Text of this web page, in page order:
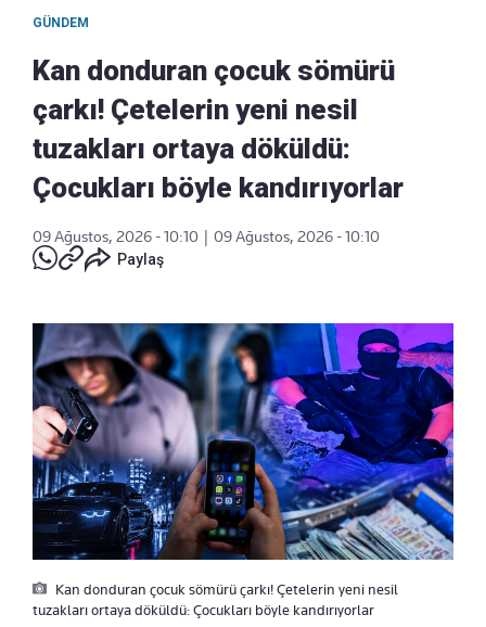
GÜNDEM
Kan donduran çocuk sömürü
çarkı! Çetelerin yeni nesil
tuzakları ortaya döküldü:
Çocukları böyle kandırıyorlar
09 Ağustos, 2026 - 10:10
09 Ağustos, 2026 - 10:10
Paylaş
Kan donduran çocuk sömürü çarkı! Çetelerin yeni nesil
tuzakları ortaya döküldü: Çocukları böyle kandırıyorlar